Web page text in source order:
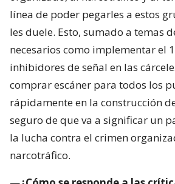
línea de poder pegarles a estos
les duele. Esto, sumado a temas
necesarios como implementar el
inhibidores de señal en las
comprar escáner para todos los
rápidamente en la construcción
seguro de que va a significar un
la lucha contra el crimen
narcotráfico.